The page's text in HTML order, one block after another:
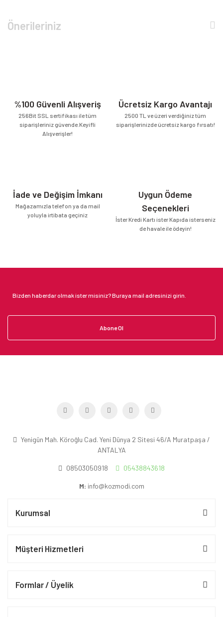
Önerileriniz
%100 Güvenli Alışveriş
256Bit SSL sertifikası ile tüm
siparişleriniz güvende.Keyifli
Alışverişler!
Ücretsiz Kargo Avantajı
2500 TL ve üzeri verdiğiniz tüm
siparişlerinizde ücretsiz kargo fırsatı!
İade ve Değişim İmkanı
Mağazamızla telefon ya da mail
yoluyla irtibata geçiniz
Uygun Ödeme
Seçenekleri
İster Kredi Kartı ister Kapıda isterseniz
de havale ile ödeyin!
Abone Ol
Yenigün Mah. Köroğlu Cad. Yeni Dünya 2 Sitesi 46/A Muratpaşa /
ANTALYA
08503050918 05438843618
M: info@kozmodi.com
Kurumsal
Müşteri Hizmetleri
Formlar / Üyelik